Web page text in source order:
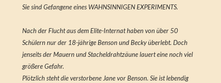
Sie sind Gefangene eines WAHNSINNIGEN EXPERIMENTS.
Nach der Flucht aus dem Elite-Internat haben von über 50
Schülern nur der 18-jährige Benson und Becky überlebt. Doch
jenseits der Mauern und Stacheldrahtzäune lauert eine noch viel
größere Gefahr.
Plötzlich steht die verstorbene Jane vor Benson. Sie ist lebendig